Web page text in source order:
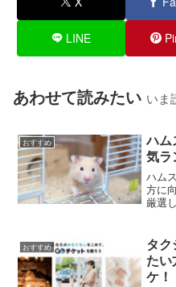
LINE
あわせて読みたい いま
おすすめ
ハム
気ラ
ハム
方に
厳選
おすすめ
タク
た
ケ！